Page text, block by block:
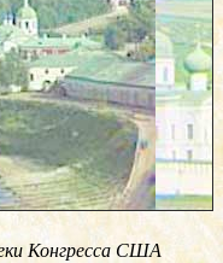
Конгресса США